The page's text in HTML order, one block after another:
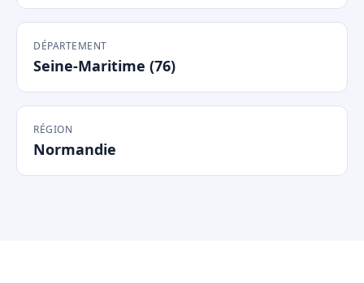
DÉPARTEMENT
Seine-Maritime (76)
RÉGION
Normandie